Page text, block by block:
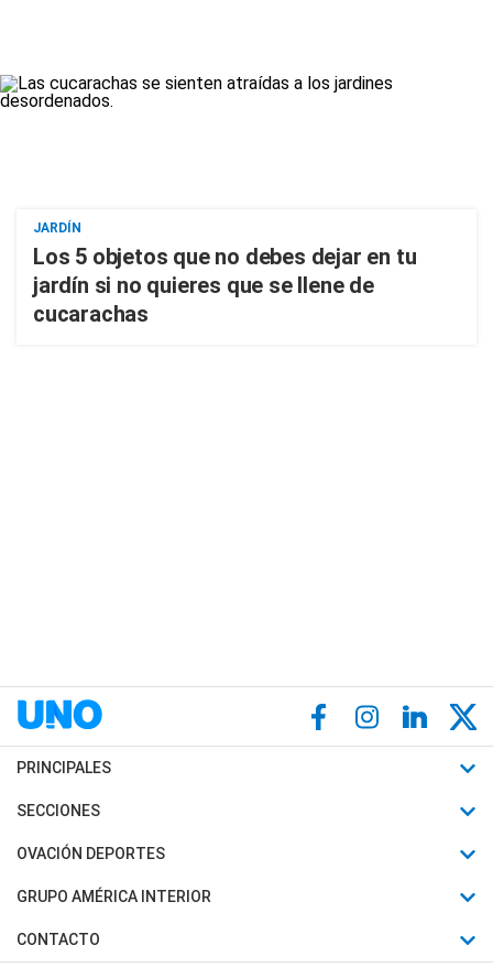
JARDÍN
Los 5 objetos que no debes dejar en tu
jardín si no quieres que se llene de
cucarachas
PRINCIPALES
Últimas Noticias
Política
Judiciales
SECCIONES
Horóscopo
Motores
Trucos caseros
OVACIÓN DEPORTES
Fútbol
Mundial
GRUPO AMÉRICA INTERIOR
Canal 7 en Vivo
CONTACTO